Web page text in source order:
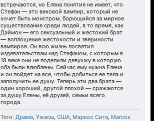
встречаются, но Елена понятия не имеет, что
Стефан — это вековой вампир, который не
хочет быть монстром, борющийся за мирное
существование среди людей, в то время, как
Дэймон — его сексуальный и жестокий брат
— воплощение жестокости и звериности
вампиров. Он всю жизнь посвятил
издевательствам над Стефаном, с которым в
18 веке они не поделили девушку в которую
оба были влюблены. Сейчас ему нужна Елена
и он пойдет на все, чтобы добиться ее тела и
заполучить ее душу. Теперь эти два брата —
один хороший, другой плохой — сражаются
за душу Елены, её друзей, семьи всего
города.
Теги: Драма, Ужасы, США, Маркос Сига, Marcos